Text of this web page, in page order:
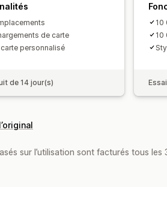
de carte
personnalisé
de 14 jour(s)
10
10
sur l’utilisation sont facturés tous les